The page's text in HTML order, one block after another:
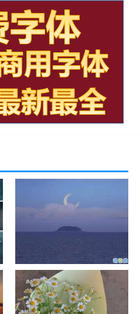
晚安励志语录带图片 晚安心语
励志鸡汤